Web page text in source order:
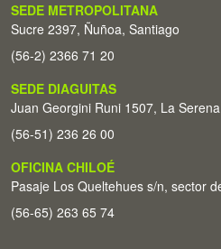
SEDE METROPOLITANA
Sucre 2397, Ñuñoa, Santiago
(56-2) 2366 71 20
SEDE DIAGUITAS
Juan Georgini Runi 1507, La Serena
(56-51) 236 26 00
OFICINA CHILOÉ
Pasaje Los Queltehues s/n, sector
(56-65) 263 65 74